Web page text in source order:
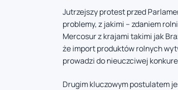
Jutrzejszy protest przed
problemy, z jakimi – zdaniem
Mercosur z krajami takimi jak
że import produktów rolnych
prowadzi do nieuczciwej
Drugim kluczowym postulatem